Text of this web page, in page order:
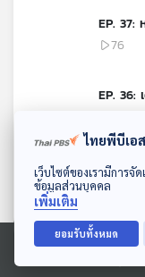
ดาวน์โหลด Thai PBS Podcast
Ⓒ 2020 องค์การกระจายเสียงและแ
EP. 37:
76
EP. 36:
EP.
ความสำ
EP. 34:
ป่าอย่า
ไทยพีบีเอ
เว็บไซต์ของเรามีการจั
ข้อมูลส่วนบุคคล
เพิ่มเติม
ยอมรับทั้งหมด